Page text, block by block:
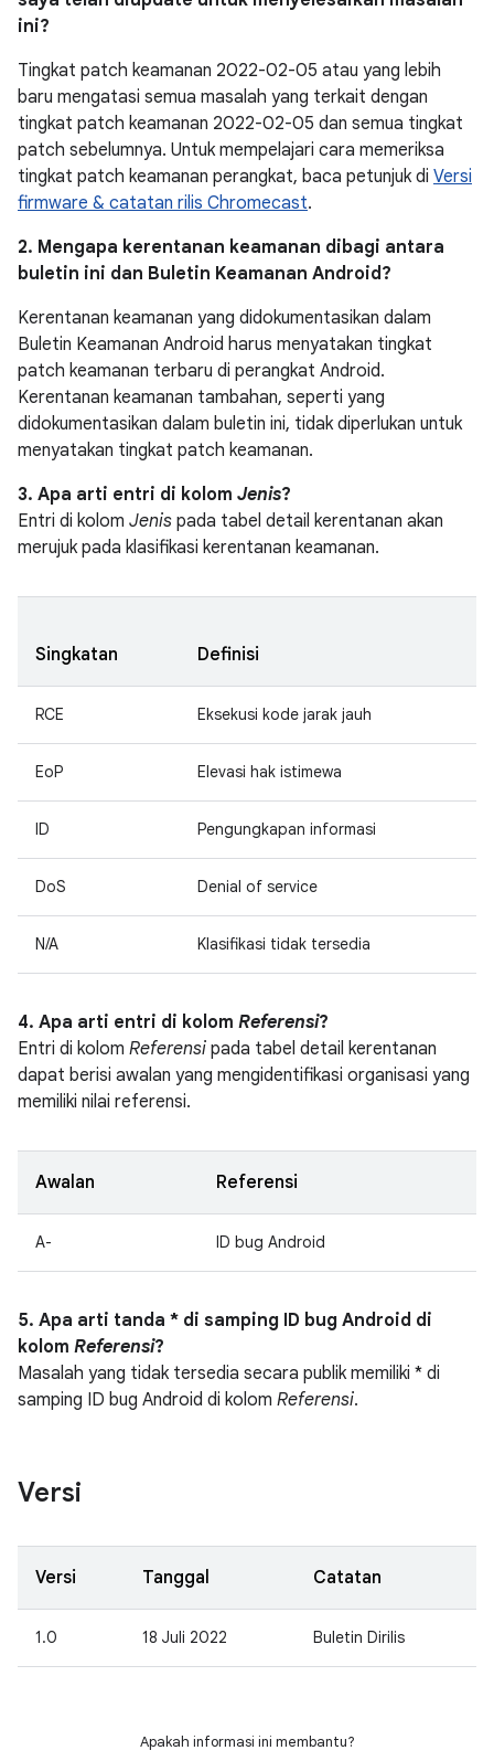
ini?
Tingkat patch keamanan 2022-02-05 atau yang lebih
baru mengatasi semua masalah yang terkait dengan
tingkat patch keamanan 2022-02-05 dan semua tingkat
patch sebelumnya. Untuk mempelajari cara memeriksa
tingkat patch keamanan perangkat, baca petunjuk di Versi
firmware & catatan rilis Chromecast.
2. Mengapa kerentanan keamanan dibagi antara
buletin ini dan Buletin Keamanan Android?
Kerentanan keamanan yang didokumentasikan dalam
Buletin Keamanan Android harus menyatakan tingkat
patch keamanan terbaru di perangkat Android.
Kerentanan keamanan tambahan, seperti yang
didokumentasikan dalam buletin ini, tidak diperlukan untuk
menyatakan tingkat patch keamanan.
3. Apa arti entri di kolom Jenis?
Entri di kolom Jenis pada tabel detail kerentanan akan
merujuk pada klasifikasi kerentanan keamanan.
Singkatan Definisi
RCE Eksekusi kode jarak jauh
EoP Elevasi hak istimewa
ID Pengungkapan informasi
DoS Denial of service
N/A Klasifikasi tidak tersedia
4. Apa arti entri di kolom Referensi?
Entri di kolom Referensi pada tabel detail kerentanan
dapat berisi awalan yang mengidentifikasi organisasi yang
memiliki nilai referensi.
Awalan Referensi
A- ID bug Android
5. Apa arti tanda * di samping ID bug Android di
kolom Referensi?
Masalah yang tidak tersedia secara publik memiliki * di
samping ID bug Android di kolom Referensi.
Versi
Versi Tanggal Catatan
1.0 18 Juli 2022 Buletin Dirilis
Apakah informasi ini membantu?